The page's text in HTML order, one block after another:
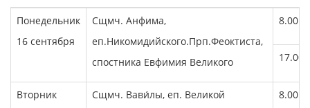
Понедельник
16 сентября
Сщмч. Анфима,
еп.Никомидийского.Прп.Феоктиста,
спостника Евфимия Великого
8.00
17.00
Вторник
Сщмч. Вави́лы, еп. Великой
8.00